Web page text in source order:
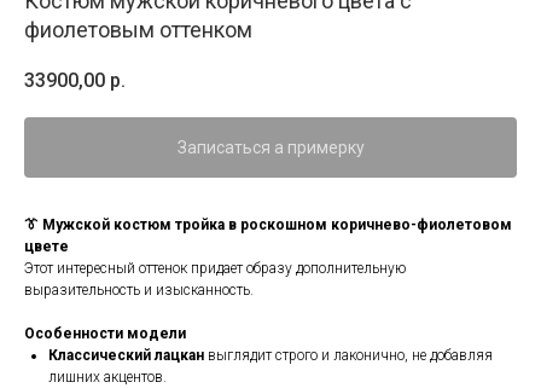
фиолетовым оттенком
33900,00 р.
Записаться а примерку
👔 Мужской костюм тройка в роскошном коричнево-фиолетовом
цвете
Этот интересный оттенок придает образу дополнительную
выразительность и изысканность.
Особенности модели
Классический лацкан выглядит строго и лаконично, не добавляя
лишних акцентов.